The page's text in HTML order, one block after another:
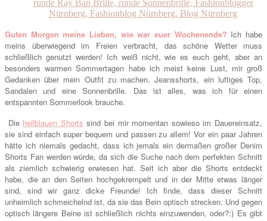
Guten Morgen meine Lieben, wie war euer Wochenende? Ich habe
meins überwiegend im Freien verbracht, das schöne Wetter muss
schließlich genutzt werden! Ich weiß nicht, wie es euch geht, aber an
besonders warmen Sommertagen habe ich meist keine Lust, mir groß
Gedanken über mein Outfit zu machen. Jeansshorts, ein luftiges Top,
Sandalen und eine Sonnenbrille. Das ist alles, was ich für einen
entspannten Sommerlook brauche.
Die hellblauen Shorts sind bei mir momentan sowieso im Dauereinsatz,
sie sind einfach super bequem und passen zu allem! Vor ein paar Jahren
hätte ich niemals gedacht, dass ich jemals ein dermaßen großer Denim
Shorts Fan werden würde, da sich die Suche nach dem perfekten Schnitt
als ziemlich schwierig erwiesen hat. Seit ich aber die Shorts entdeckt
habe, die an den Seiten hochgekrempelt und in der Mitte etwas länger
sind, sind wir ganz dicke Freunde! Ich finde, dass dieser Schnitt
unheimlich schmeichelnd ist, da sie das Bein optisch strecken. Und gegen
optisch längere Beine ist schließlich nichts einzuwenden, oder?:) Es gibt